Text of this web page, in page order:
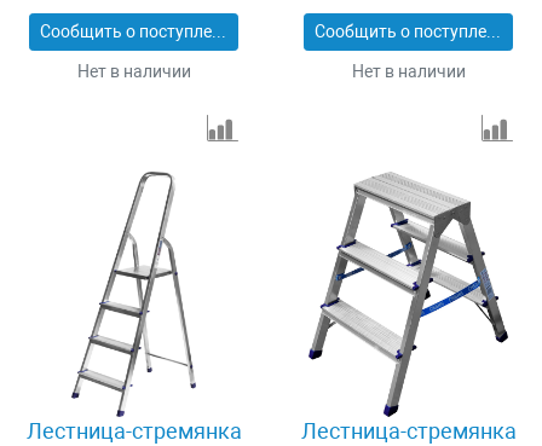
Сообщить о поступлении
Нет в наличии
Сообщить о поступлении
Нет в наличии
Лестница-стремянка
Лестница-стремянка